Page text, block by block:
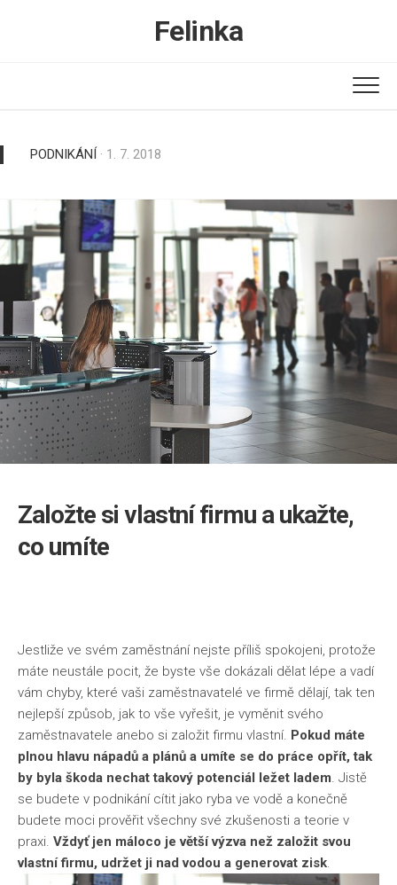
Felinka
PODNIKÁNÍ · 1. 7. 2018
Založte si vlastní firmu a ukažte,
co umíte
Jestliže ve svém zaměstnání nejste příliš spokojeni, protože
máte neustále pocit, že byste vše dokázali dělat lépe a vadí
vám chyby, které vaši zaměstnavatelé ve firmě dělají, tak ten
nejlepší způsob, jak to vše vyřešit, je vyměnit svého
zaměstnavatele anebo si založit firmu vlastní. Pokud máte
plnou hlavu nápadů a plánů a umíte se do práce opřít, tak
by byla škoda nechat takový potenciál ležet ladem. Jistě
se budete v podnikání cítit jako ryba ve vodě a konečně
budete moci prověřit všechny své zkušenosti a teorie v
praxi. Vždyť jen máloco je větší výzva než založit svou
vlastní firmu, udržet ji nad vodou a generovat zisk.